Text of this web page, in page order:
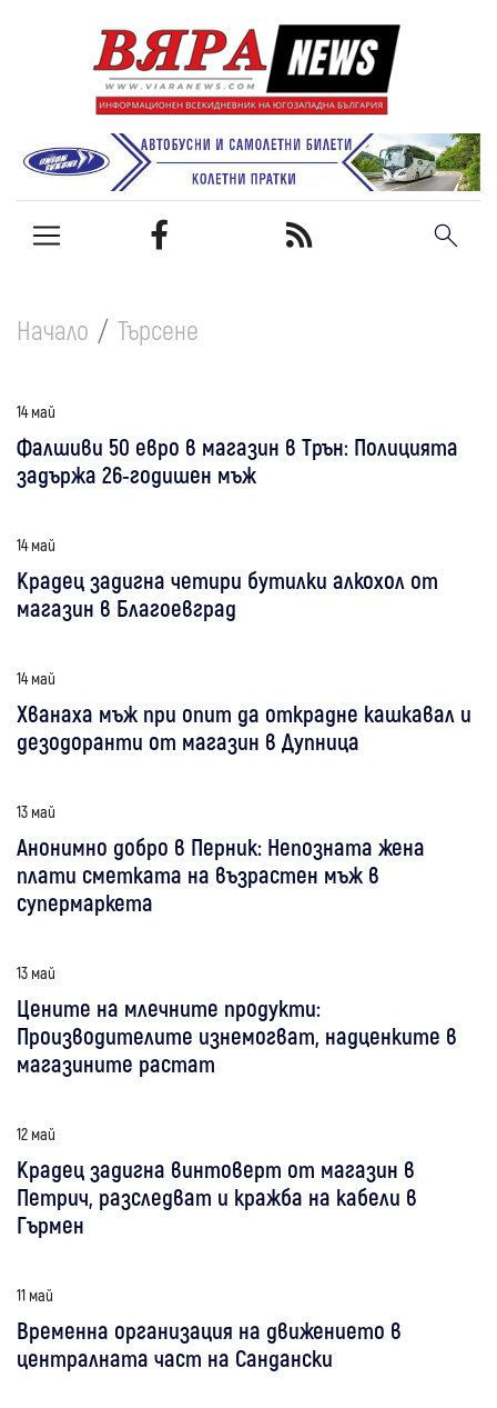
Начало Търсене
14 май
Фалшиви 50 евро в магазин в Трън: Полицията
задържа 26-годишен мъж
14 май
Крадец задигна четири бутилки алкохол от
магазин в Благоевград
14 май
Хванаха мъж при опит да открадне кашкавал и
дезодоранти от магазин в Дупница
13 май
Анонимно добро в Перник: Непозната жена
плати сметката на възрастен мъж в
супермаркета
13 май
Цените на млечните продукти:
Производителите изнемогват, надценките в
магазините растат
12 май
Крадец задигна винтоверт от магазин в
Петрич, разследват и кражба на кабели в
Гърмен
11 май
Временна организация на движението в
централната част на Сандански